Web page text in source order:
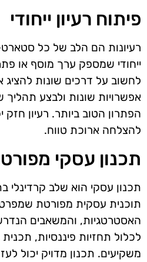
פיתוח רעיון ייחודי
רעיונות הם הלב של כל
ייחודי שמספק ערך מוסף או
לחשוב על דרכים שונות להציג
אפשרויות שונות ולבצע תהליך
הפתרון הטוב ביותר. רעיון
להצלחה ארוכת טווח.
תכנון עסקי מפורט
תכנון עסקי הוא שלב קרדינלי
תוכנית עסקית מפורטת
האסטרטגיות, והמשאבים
לכלול תחזיות פיננסיות, תכנית
משקיעים. תכנון מדויק יכול